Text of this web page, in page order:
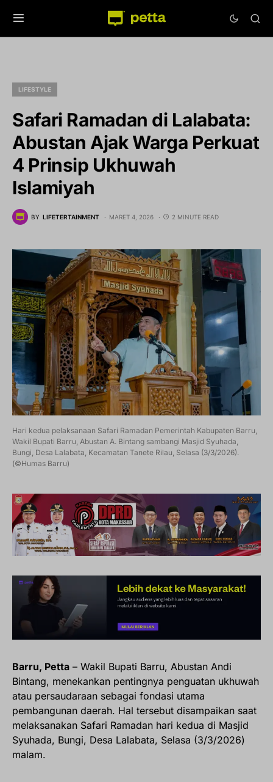
LIFESTYLE
Safari Ramadan di Lalabata:
Abustan Ajak Warga Perkuat
4 Prinsip Ukhuwah
Islamiyah
BY LIFETERTAINMENT MARET 4, 2026 2 MINUTE READ
Hari kedua pelaksanaan Safari Ramadan Pemerintah Kabupaten Barru,
Wakil Bupati Barru, Abustan A. Bintang sambangi Masjid Syuhada,
Bungi, Desa Lalabata, Kecamatan Tanete Rilau, Selasa (3/3/2026).
(©Humas Barru)
Barru, Petta – Wakil Bupati Barru, Abustan Andi
Bintang, menekankan pentingnya penguatan ukhuwah
atau persaudaraan sebagai fondasi utama
pembangunan daerah. Hal tersebut disampaikan saat
melaksanakan Safari Ramadan hari kedua di Masjid
Syuhada, Bungi, Desa Lalabata, Selasa (3/3/2026)
malam.